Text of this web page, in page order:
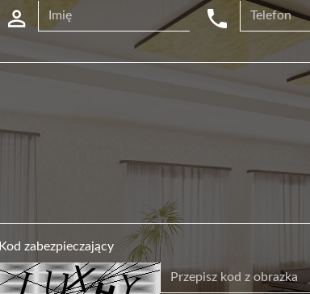
Kod zabezpieczający